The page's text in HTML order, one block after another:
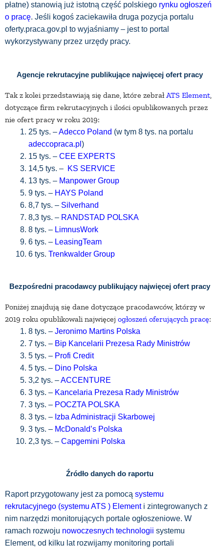
płatne) stanowią już istotną część polskiego rynku ogłoszeń
o pracę. Jeśli kogoś zaciekawiła druga pozycja portalu
oferty.praca.gov.pl to wyjaśniamy – jest to portal
wykorzystywany przez urzędy pracy.
Agencje rekrutacyjne publikujące najwięcej ofert pracy
Tak z kolei przedstawiają się dane, które zebrał ATS Element,
dotyczące firm rekrutacyjnych i ilości opublikowanych przez
nie ofert pracy w roku 2019:
25 tys. –Adecco Poland (w tym 8 tys. na portalu
adeccopraca.pl )
15 tys. – CEE EXPERTS
14,5 tys. – KS SERVICE
13 tys. – Manpower Group
9 tys. – HAYS Poland
8,7 tys. – Silverhand
8,3 tys. – RANDSTAD POLSKA
8 tys. – LimnusWork
6 tys. – LeasingTeam
6 tys. Trenkwalder Group
Bezpośredni pracodawcy publikujący najwięcej ofert pracy
Poniżej znajdują się dane dotyczące pracodawców, którzy w
2019 roku opublikowali najwięcej ogłoszeń oferujących pracę:
8 tys. – Jeronimo Martins Polska
7 tys. – Bip Kancelarii Prezesa Rady Ministrów
5 tys. – Profi Credit
5 tys. – Dino Polska
3,2 tys. –ACCENTURE
3 tys. – Kancelaria Prezesa Rady Ministrów
3 tys. – POCZTA POLSKA
3 tys. – Izba Administracji Skarbowej
3 tys. – McDonald’s Polska
2,3 tys. – Capgemini Polska
Źródło danych do raportu
Raport przygotowany jest za pomocą systemu
rekrutacyjnego (systemu ATS ) Elementi zintegrowanych z
nim narzędzi monitorujących portale ogłoszeniowe. W
ramach rozwoju nowoczesnych technologii systemu
Element, od kilku lat rozwijamy monitoring portali